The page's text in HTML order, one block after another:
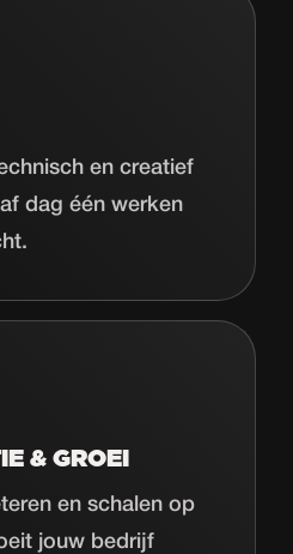
en creatief
dag één werken
& GROEI
en schalen op
jouw bedrijf